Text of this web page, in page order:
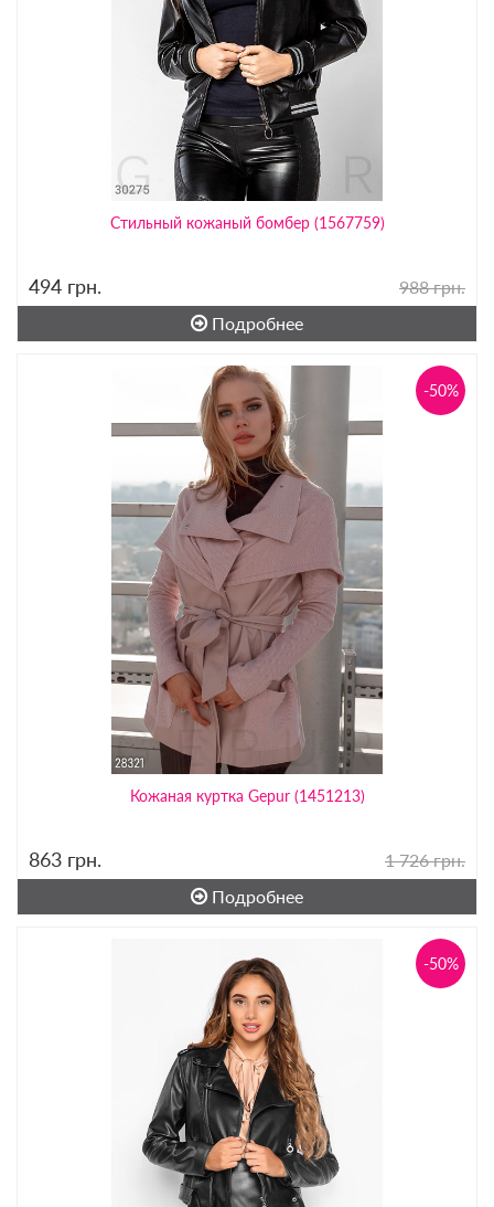
Стильный кожаный бомбер (1567759)
494 грн.
988 грн.
Подробнее
Кожаная куртка Gepur (1451213)
-50%
863 грн.
1 726 грн.
Подробнее
-50%